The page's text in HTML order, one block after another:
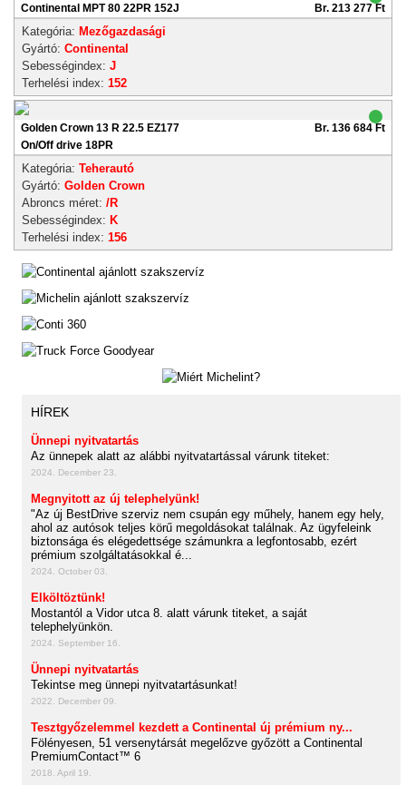
Continental MPT 80 22PR 152J Br. 213 277 Ft
Kategória: Mezőgazdasági
Gyártó: Continental
Sebességindex: J
Terhelési index: 152
Golden Crown 13 R 22.5 EZ177
On/Off drive 18PR
Br. 136 684 Ft
Kategória: Teherautó
Gyártó: Golden Crown
Abroncs méret: /R
Sebességindex: K
Terhelési index: 156
HÍREK
Ünnepi nyitvatartás
Az ünnepek alatt az alábbi nyitvatartással várunk titeket:
2024. December 23.
Megnyitott az új telephelyünk!
"Az új BestDrive szerviz nem csupán egy műhely, hanem egy hely,
ahol az autósok teljes körű megoldásokat találnak. Az ügyfeleink
biztonsága és elégedettsége számunkra a legfontosabb, ezért
prémium szolgáltatásokkal é...
2024. October 03.
Elköltöztünk!
Mostantól a Vidor utca 8. alatt várunk titeket, a saját
telephelyünkön.
2024. September 16.
Ünnepi nyitvatartás
Tekintse meg ünnepi nyitvatartásunkat!
2022. December 09.
Tesztgyőzelemmel kezdett a Continental új prémium ny...
Fölényesen, 51 versenytársát megelőzve győzött a Continental
PremiumContact™ 6
2018. April 19.